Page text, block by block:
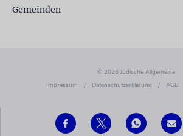
Gemeinden
© 2026 Jüdische Allgemeine
Impressum
/ Datenschutzerklärung / AGB